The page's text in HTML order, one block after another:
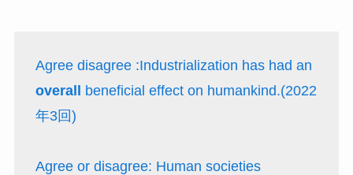
Agree disagree :Industrialization has had an
overall beneficial effect on humankind.(2022
年3回)
Agree or disagree: Human societies